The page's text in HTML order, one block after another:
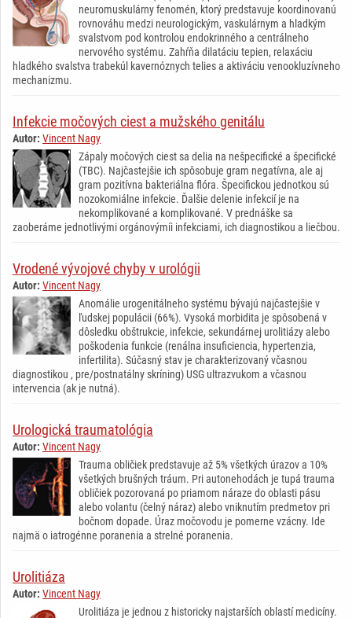
neuromuskulárny fenomén, ktorý predstavuje koordinovanú
rovnováhu medzi neurologickým, vaskulárnym a hladkým
svalstvom pod kontrolou endokrinného a centrálneho
nervového systému. Zahŕňa dilatáciu tepien, relaxáciu
hladkého svalstva trabekúl kavernóznych telies a aktiváciu venookluzívneho
mechanizmu.
Infekcie močových ciest a mužského genitálu
Autor: Vincent Nagy
Zápaly močových ciest sa delia na nešpecifické a špecifické
(TBC). Najčastejšie ich spôsobuje gram negatívna, ale aj
gram pozitívna bakteriálna flóra. Špecifickou jednotkou sú
nozokomiálne infekcie. Ďalšie delenie infekcií je na
nekomplikované a komplikované. V prednáške sa
zaoberáme jednotlivými orgánovýmíi infekciami, ich diagnostikou a liečbou.
Vrodené vývojové chyby v urológii
Autor: Vincent Nagy
Anomálie urogenitálneho systému bývajú najčastejšie v
ľudskej populácii (66%). Vysoká morbidita je spôsobená v
dôsledku obštrukcie, infekcie, sekundárnej urolitiázy alebo
poškodenia funkcie (renálna insuficiencia, hypertenzia,
infertilita). Súčasný stav je charakterizovaný včasnou
diagnostikou , pre/postnatálny skríning) USG ultrazvukom a včasnou
intervencia (ak je nutná).
Urologická traumatológia
Autor: Vincent Nagy
Trauma obličiek predstavuje až 5% všetkých úrazov a 10%
všetkých brušných tráum. Pri autonehodách je tupá trauma
obličiek pozorovaná po priamom náraze do oblasti pásu
alebo volantu (čelný náraz) alebo vniknutím predmetov pri
bočnom dopade. Úraz močovodu je pomerne vzácny. Ide
najmä o iatrogénne poranenia a strelné poranenia.
Urolitiáza
Autor: Vincent Nagy
Urolitiáza je jednou z historicky najstarších oblastí medicíny.